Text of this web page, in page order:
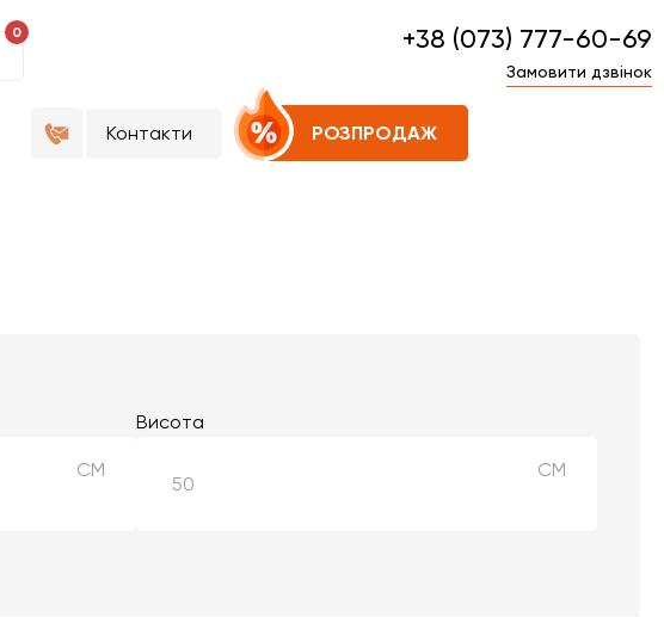
0 +38 (073) 777-60-69
Замовити дзвінок
Контакти РОЗПРОДАЖ
СМ
Висота
СМ